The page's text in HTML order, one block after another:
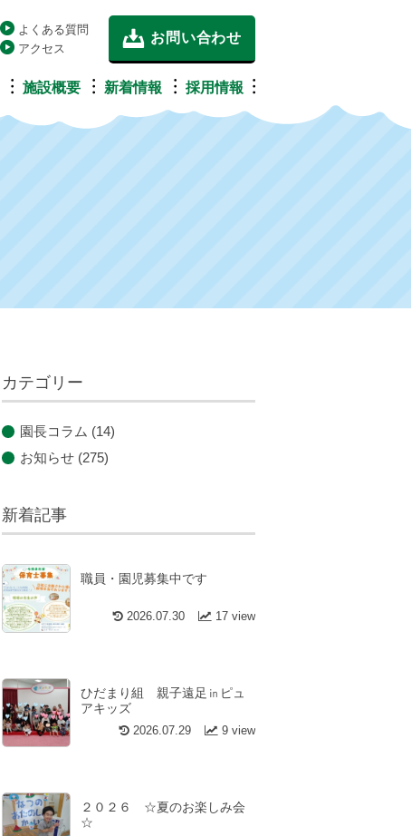
よくある質問
アクセス
お問い合わせ
施設概要 新着情報 採用情報
カテゴリー
園長コラム (14)
お知らせ (275)
新着記事
職員・園児募集中です
17 view
2026.07.30
ひだまり組 親子遠足㏌ピュ
アキッズ
9 view
2026.07.29
２０２６ ☆夏のお楽しみ会
☆